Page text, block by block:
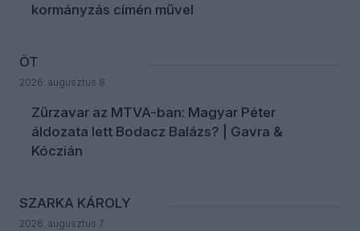
kormányzás címén művel
ÖT
2026. augusztus 8.
Zűrzavar az MTVA-ban: Magyar Péter
áldozata lett Bodacz Balázs? | Gavra &
Kóczián
SZARKA KÁROLY
2026. augusztus 7.